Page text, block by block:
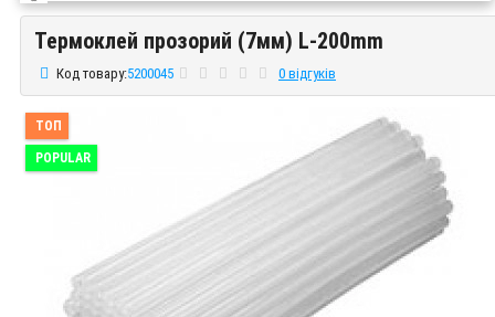
Термоклей прозорий (7мм) L-200mm
Термоклей прозорий (7мм) L-200mm
Код товару:5200045 0 відгуків
ТОП
POPULAR